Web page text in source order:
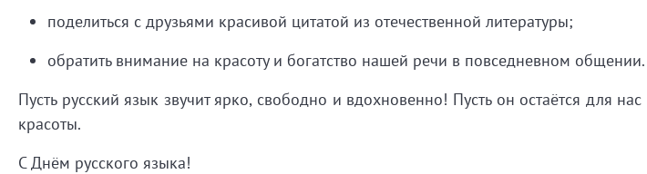
поделиться с друзьями красивой цитатой из отечественной литературы;
обратитьвнимание на красотуи богатство нашей речи в повседневном общении.
Пустьрусский язык звучитярко,свободно и вдохновенно! Пустьон остаётся для нас
красоты.
СДнём русского языка!